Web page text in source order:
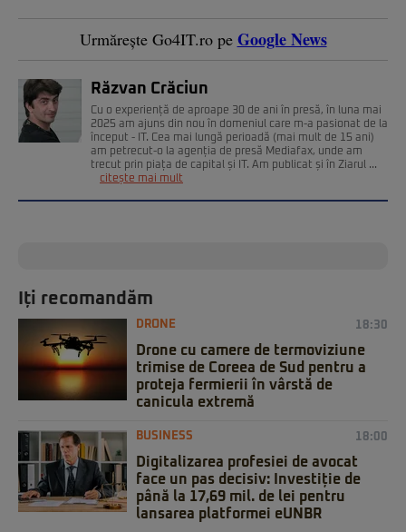
Urmărește Go4IT.ro pe Google News
Răzvan Crăciun
Cu o experiență de aproape 30 de ani în presă, în luna mai
2025 am ajuns din nou în domeniul care m-a pasionat de la
început - IT. Cea mai lungă perioadă (mai mult de 15 ani)
am petrecut-o la agenția de presă Mediafax, unde am
trecut prin piața de capital și IT. Am publicat și în Ziarul ...
citește mai mult
Iți recomandăm
DRONE 18:30
Drone cu camere de termoviziune
trimise de Coreea de Sud pentru a
proteja fermierii în vârstă de
canicula extremă
BUSINESS 18:00
Digitalizarea profesiei de avocat
face un pas decisiv: Investiție de
până la 17,69 mil. de lei pentru
lansarea platformei eUNBR